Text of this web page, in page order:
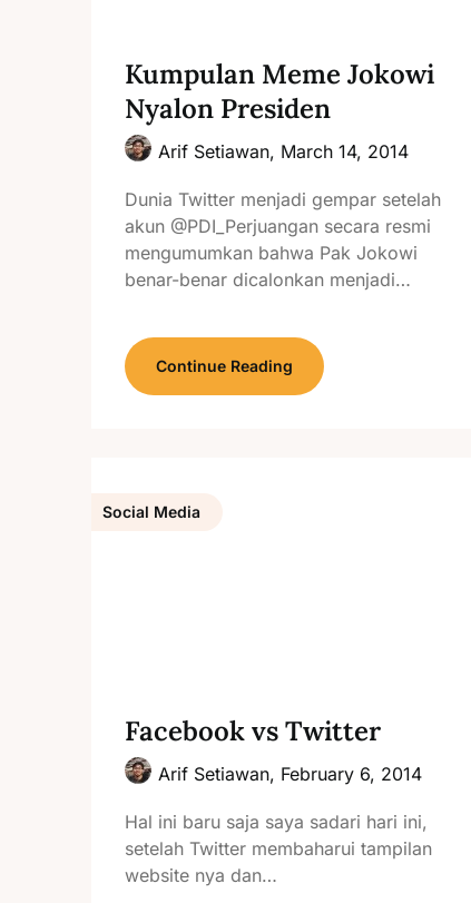
Kumpulan Meme Jokowi
Nyalon Presiden
Arif Setiawan, March 14, 2014
Dunia Twitter menjadi gempar setelah
akun @PDI_Perjuangan secara resmi
mengumumkan bahwa Pak Jokowi
benar-benar dicalonkan menjadi…
Continue Reading
Social Media
Facebook vs Twitter
Arif Setiawan, February 6, 2014
Hal ini baru saja saya sadari hari ini,
setelah Twitter membaharui tampilan
website nya dan…